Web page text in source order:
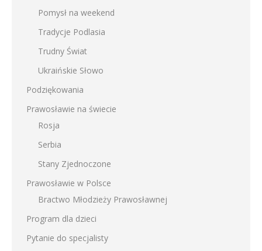
Pomysł na weekend
Tradycje Podlasia
Trudny Świat
Ukraińskie Słowo
Podziękowania
Prawosławie na świecie
Rosja
Serbia
Stany Zjednoczone
Prawosławie w Polsce
Bractwo Młodzieży Prawosławnej
Program dla dzieci
Pytanie do specjalisty